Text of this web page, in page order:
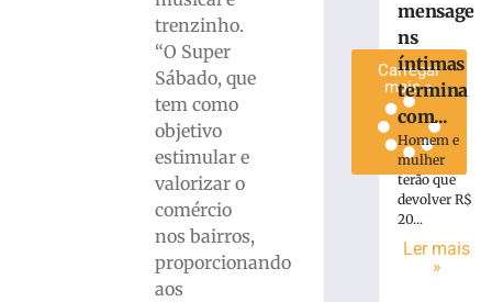
trenzinho.
“O Super
Sábado, que
tem como
objetivo
estimular e
valorizar o
comércio
nos bairros,
proporcionando
aos
Carregar
mais »
mensage
ns
íntimas
termina
com...
Homem e
mulher
terão que
devolver R$
20...
Ler mais
»